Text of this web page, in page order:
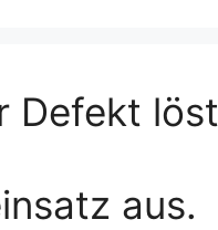
Defekt löst
aus.